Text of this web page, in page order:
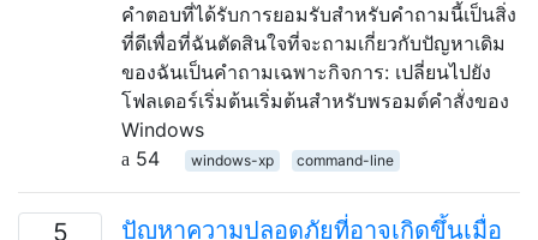
คำตอบที่ได้รับการยอมรับสำหรับคำถามนี้เป็นสิ่ง
ที่ดีเพื่อที่ฉันตัดสินใจที่จะถามเกี่ยวกับปัญหาเดิม
ของฉันเป็นคำถามเฉพาะกิจการ: เปลี่ยนไปยัง
โฟลเดอร์เริ่มต้นเริ่มต้นสำหรับพรอมต์คำสั่งของ
Windows
54
windows-xp command-line
5 ปัญหาความปลอดภัยที่อาจเกิดขึ้นเมื่อ